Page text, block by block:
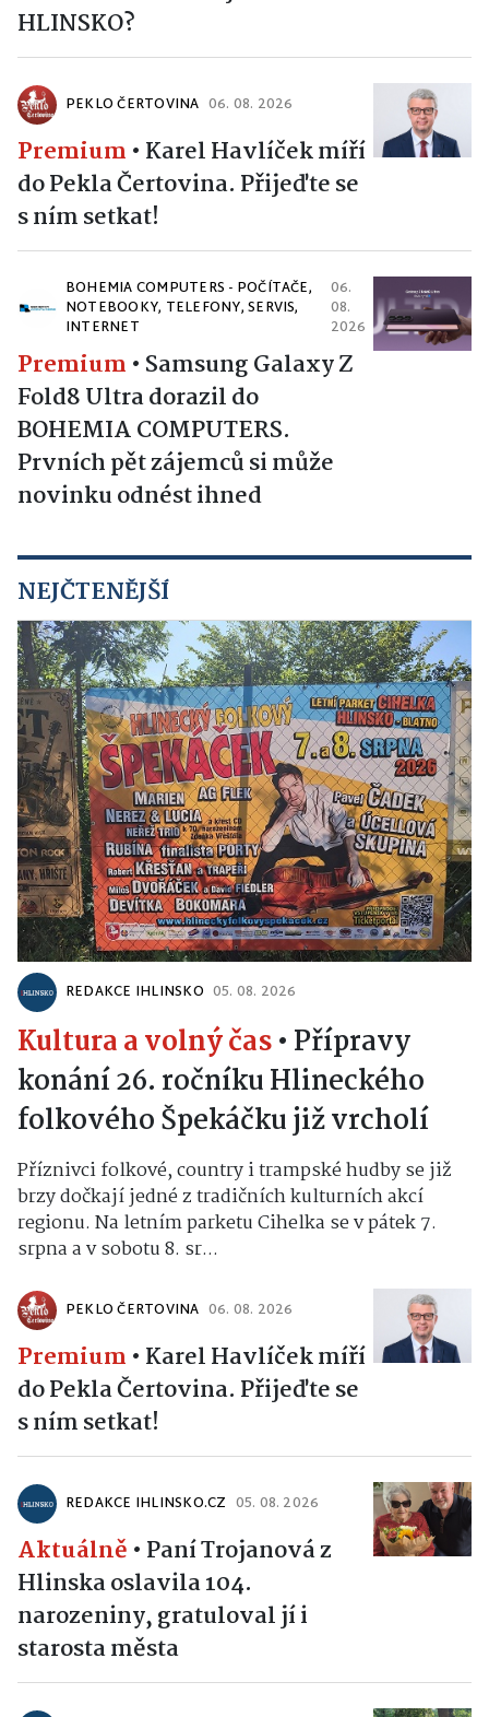
HLINSKO?
PEKLO ČERTOVINA 06. 08. 2026
Premium • Karel Havlíček míří
do Pekla Čertovina. Přijeďte se
s ním setkat!
BOHEMIA COMPUTERS - POČÍTAČE,
NOTEBOOKY, TELEFONY, SERVIS,
INTERNET
06.
08.
2026
Premium • Samsung Galaxy Z
Fold8 Ultra dorazil do
BOHEMIA COMPUTERS.
Prvních pět zájemců si může
novinku odnést ihned
NEJČTENĚJŠÍ
REDAKCE IHLINSKO 05. 08. 2026
Kultura a volný čas• Přípravy
konání 26. ročníku Hlineckého
folkového Špekáčku již vrcholí
Příznivci folkové, country i trampské hudby se již
brzy dočkají jedné z tradičních kulturních akcí
regionu. Na letním parketu Cihelka se v pátek 7.
srpna a v sobotu 8. sr...
PEKLO ČERTOVINA 06. 08. 2026
Premium • Karel Havlíček míří
do Pekla Čertovina. Přijeďte se
s ním setkat!
REDAKCE IHLINSKO.CZ 05. 08. 2026
Aktuálně • Paní Trojanová z
Hlinska oslavila 104.
narozeniny, gratuloval jí i
starosta města